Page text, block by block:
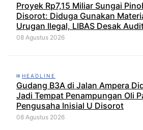
Proyek Rp7,15 Miliar Sungai
Disorot: Diduga Gunakan
Urugan Ilegal, LIBAS Desak
Menyeluruh
08 Agustus 2026
HEADLINE
Gudang B3A di Jalan Ampera
Jadi Tempat Penampungan Oli
Pengusaha Inisial U Disorot
08 Agustus 2026